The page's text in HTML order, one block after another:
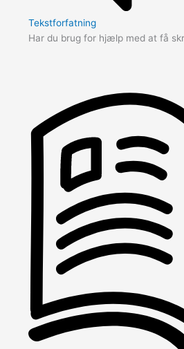
Tekstforfatning
Har du brug for hjælp med at få